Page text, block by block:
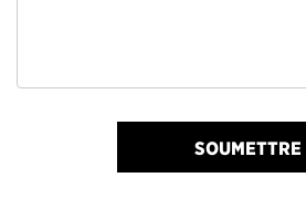
SOUMETTRE